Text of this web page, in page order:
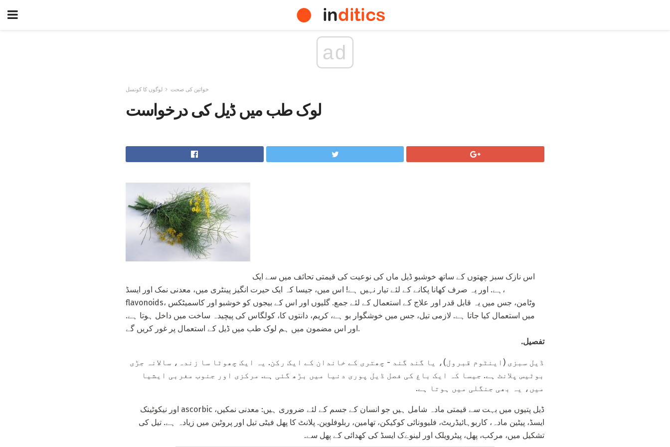
ad
خواتین کی صحت لوگوں کا کونسل
لوک طب میں ڈیل کی درخواست
ہے. اور یہ صرف کھانا پکانے کے لئے تیار نہیں ہے! اس میں، جیسا کہ ایک حیرت انگیز پینٹری میں، معدنی نمک اور ایسڈ،
flavonoids، وٹامن، جس میں یہ قابل قدر اور علاج کے استعمال کے لئے جمع. گلیوں اور اس کے بیجوں کو خوشبو اور کاسمیٹکس
میں استعمال کیا جاتا ہے. لازمی تیل، جس میں خوشگوار بو ہے، کریم، دانتوں کا، کولگاس کی پیچیدہ ساخت میں داخل ہوتا ہے.
اور اس مضمون میں ہم لوک طب میں ڈیل کے استعمال پر غور کریں گے.
تفصیل.
ڈیل سبزی (اینٹوم قبرول)، یا گند گند - چھتری کے خاندان کے ایک رکن. یہ ایک چھوٹا سا زندہ، سالانہ جڑی
بوٹیس پلانٹ ہے. جیسا کہ ایک باغ کی فصل ڈیل پوری دنیا میں بڑھ گئی ہے. مرکزی اور جنوب مغربی ایشیا
میں، یہ بھی جنگلی میں ہوتا ہے.
ڈیل پتیوں میں بہت سے قیمتی مادہ شامل ہیں جو انسان کے جسم کے لئے ضروری ہیں: معدنی نمکیں، ascorbic اور نیکوٹینک
ایسڈ، پیٹین مادہ، کاربوہائیڈریٹ، فلیوونائی کوکیکن، تھامین، ربلوفلوین. پلانٹ کا پھل فیٹی تیل اور پروٹین میں زیادہ ہے. تیل کی
تشکیل میں، مرکب، پھل، پیٹرویلک اور لینوےک ایسڈ کی کھدائی کے پھل سے.